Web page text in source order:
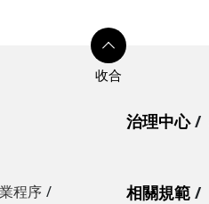
治理中心
程序
相關規範